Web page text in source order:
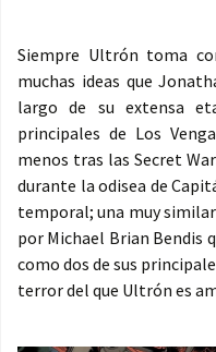
Siempre Ultrón toma
muchas ideas que
largo de su extensa
principales de Los
menos tras las Secret
durante la odisea de
temporal; una muy
por Michael Brian Bendis
como dos de sus
terror del que Ultrón es